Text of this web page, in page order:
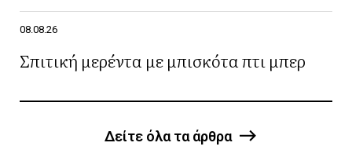
08.08.26
Σπιτική μερέντα με μπισκότα πτι μπερ
Δείτε όλα τα άρθρα